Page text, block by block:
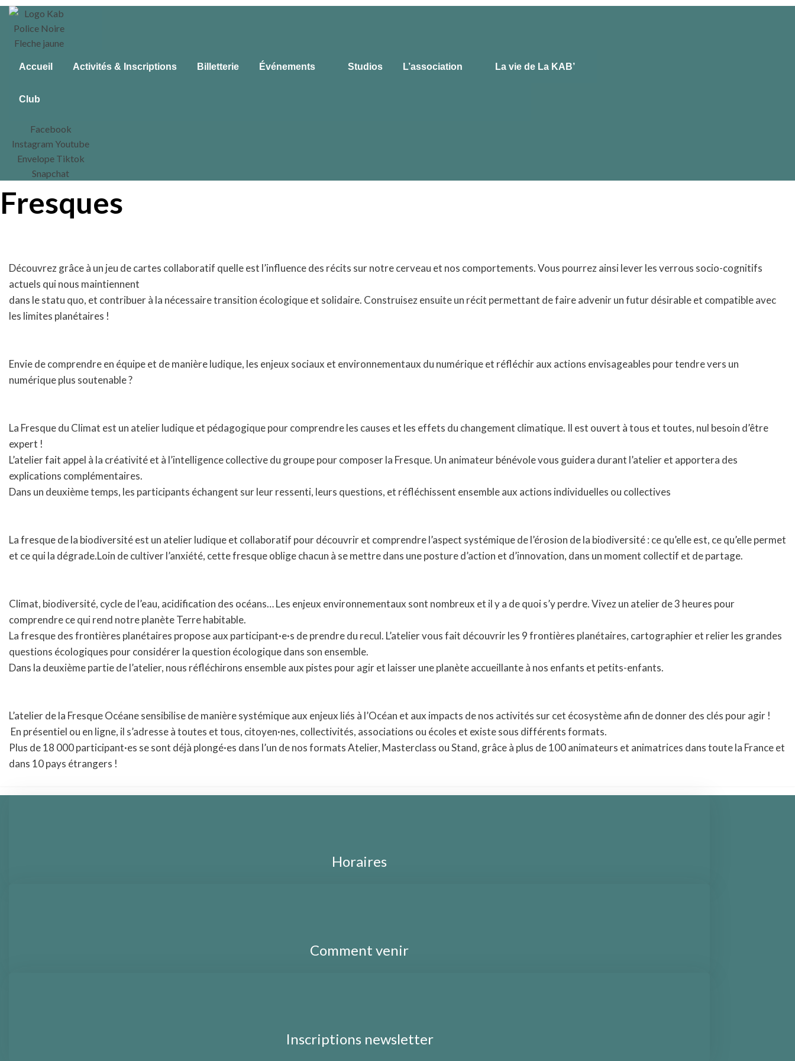
Accueil Activités & Inscriptions Billetterie Événements Studios L’association La vie de La KAB’
Club
Facebook
Instagram Youtube
Envelope Tiktok
Snapchat
Fresques
Découvrez grâce à un jeu de cartes collaboratif quelle est l’influence des récits sur notre cerveau et nos comportements. Vous pourrez ainsi lever les verrous socio-cognitifs
actuels qui nous maintiennent
dans le statu quo, et contribuer à la nécessaire transition écologique et solidaire. Construisez ensuite un récit permettant de faire advenir un futur désirable et compatible avec
les limites planétaires !
Envie de comprendre en équipe et de manière ludique, les enjeux sociaux et environnementaux du numérique et réfléchir aux actions envisageables pour tendre vers un
numérique plus soutenable ?
La Fresque du Climat est un atelier ludique et pédagogique pour comprendre les causes et les effets du changement climatique. Il est ouvert à tous et toutes, nul besoin d’être
expert !
L’atelier fait appel à la créativité et à l’intelligence collective du groupe pour composer la Fresque. Un animateur bénévole vous guidera durant l’atelier et apportera des
explications complémentaires.
Dans un deuxième temps, les participants échangent sur leur ressenti, leurs questions, et réfléchissent ensemble aux actions individuelles ou collectives
La fresque de la biodiversité est un atelier ludique et collaboratif pour découvrir et comprendre l’aspect systémique de l’érosion de la biodiversité : ce qu’elle est, ce qu’elle permet
et ce qui la dégrade.Loin de cultiver l’anxiété, cette fresque oblige chacun à se mettre dans une posture d’action et d’innovation, dans un moment collectif et de partage.
Climat, biodiversité, cycle de l’eau, acidification des océans… Les enjeux environnementaux sont nombreux et il y a de quoi s’y perdre. Vivez un atelier de 3 heures pour
comprendre ce qui rend notre planète Terre habitable.
La fresque des frontières planétaires propose aux participant·e·s de prendre du recul. L’atelier vous fait découvrir les 9 frontières planétaires, cartographier et relier les grandes
questions écologiques pour considérer la question écologique dans son ensemble.
Dans la deuxième partie de l’atelier, nous réfléchirons ensemble aux pistes pour agir et laisser une planète accueillante à nos enfants et petits-enfants.
L’atelier de la Fresque Océane sensibilise de manière systémique aux enjeux liés à l’Océan et aux impacts de nos activités sur cet écosystème afin de donner des clés pour agir !
En présentiel ou en ligne, il s’adresse à toutes et tous, citoyen·nes, collectivités, associations ou écoles et existe sous différents formats.
​Plus de 18 000 participant·es se sont déjà plongé·es dans l’un de nos formats Atelier, Masterclass ou Stand, grâce à plus de 100 animateurs et animatrices dans toute la France et
dans 10 pays étrangers !
Horaires
Comment venir
Inscriptions newsletter